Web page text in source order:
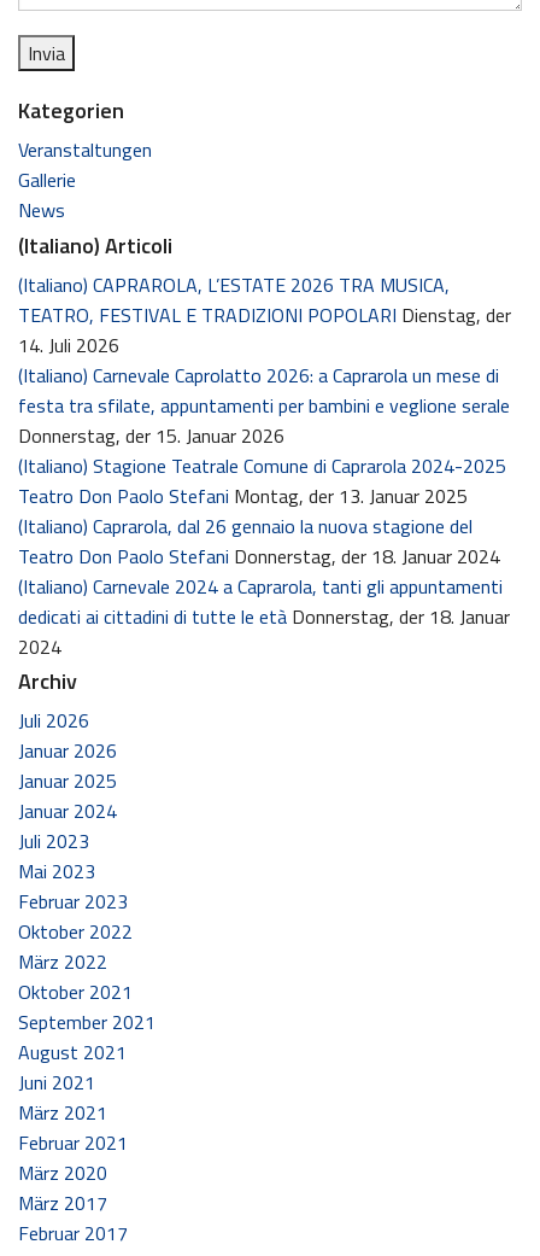
Kategorien
Veranstaltungen
Gallerie
News
(Italiano) Articoli
(Italiano) CAPRAROLA, L’ESTATE 2026 TRA MUSICA,
TEATRO, FESTIVAL E TRADIZIONI POPOLARI Dienstag, der
14. Juli 2026
(Italiano) Carnevale Caprolatto 2026: a Caprarola un mese di
festa tra sfilate, appuntamenti per bambini e veglione serale
Donnerstag, der 15. Januar 2026
(Italiano) Stagione Teatrale Comune di Caprarola 2024-2025
Teatro Don Paolo Stefani Montag, der 13. Januar 2025
(Italiano) Caprarola, dal 26 gennaio la nuova stagione del
Teatro Don Paolo Stefani Donnerstag, der 18. Januar 2024
(Italiano) Carnevale 2024 a Caprarola, tanti gli appuntamenti
dedicati ai cittadini di tutte le età Donnerstag, der 18. Januar
2024
Archiv
Juli 2026
Januar 2026
Januar 2025
Januar 2024
Juli 2023
Mai 2023
Februar 2023
Oktober 2022
März 2022
Oktober 2021
September 2021
August 2021
Juni 2021
März 2021
Februar 2021
März 2020
März 2017
Februar 2017